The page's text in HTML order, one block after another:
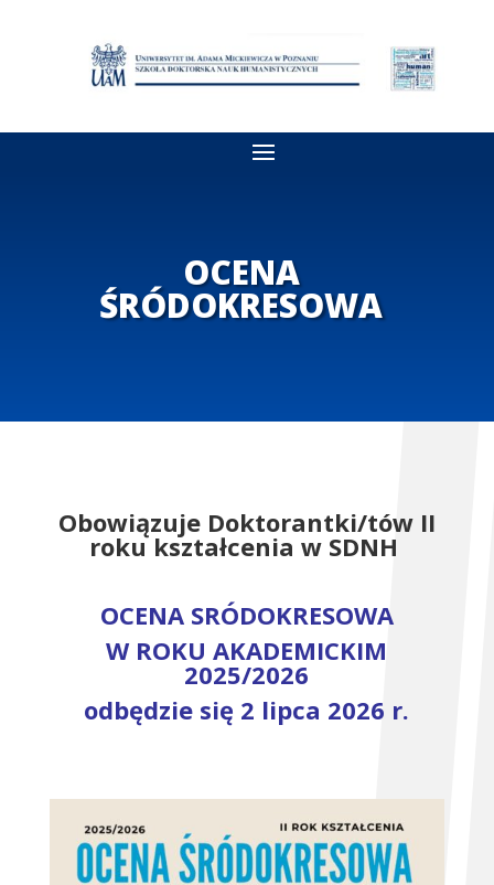
OCENA
ŚRÓDOKRESOWA
Obowiązuje Doktorantki/tów II
roku kształcenia w SDNH
OCENA SRÓDOKRESOWA
W ROKU AKADEMICKIM
2025/2026
odbędzie się 2 lipca 2026 r.